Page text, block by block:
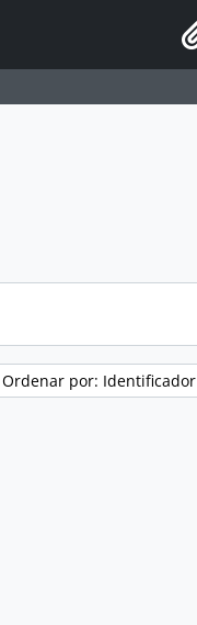
de navegação
Ordenar por: Identificador